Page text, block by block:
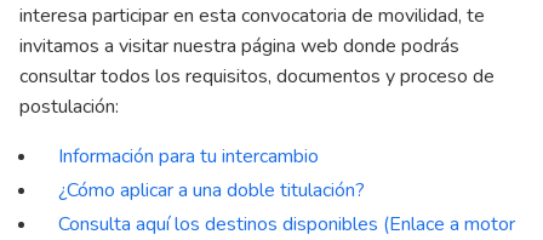
interesa participar en esta convocatoria de movilidad, te
invitamos a visitar nuestra página web donde podrás
consultar todos los requisitos, documentos y proceso de
postulación:
Información para tu intercambio
¿Cómo aplicar a una doble titulación?
Consulta aquí los destinos disponibles (Enlace a motor